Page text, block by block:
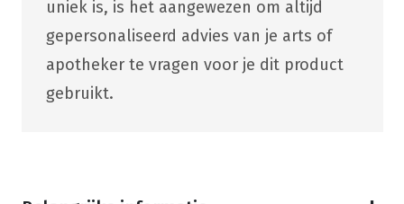
uniek is, is het aangewezen om altijd
gepersonaliseerd advies van je arts of
apotheker te vragen voor je dit product
gebruikt.